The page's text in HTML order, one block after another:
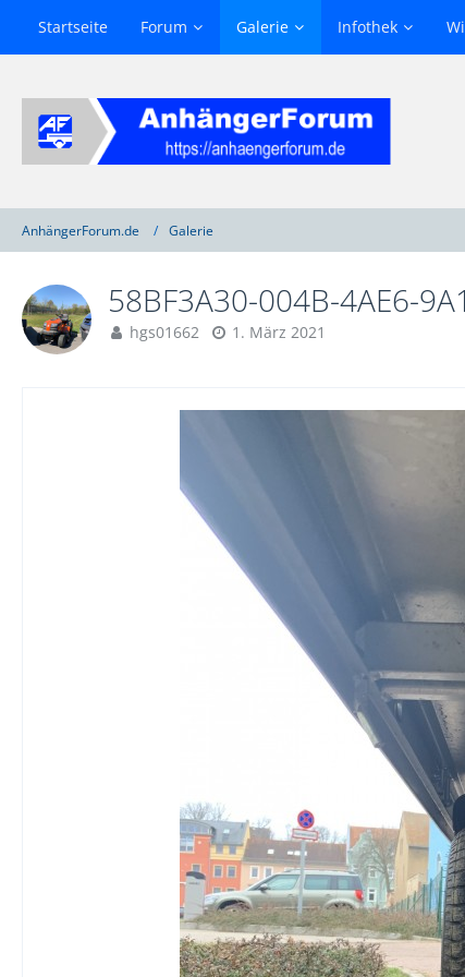
Startseite Forum Galerie Infothek
AnhängerForum.de Galerie
58BF3A30-004B-4AE6-
hgs01662 1. März 2021